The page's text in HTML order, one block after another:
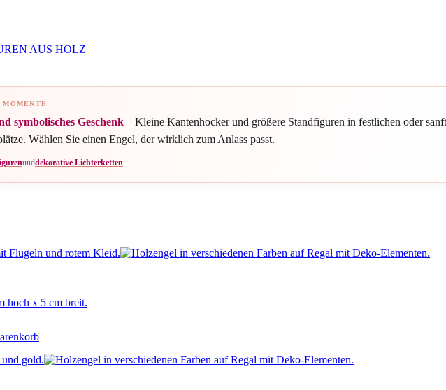
AUS HOLZ
symbolisches Geschenk – Kleine Kantenhocker und größere Standfiguren in festlichen oder
Wählen Sie einen Engel, der wirklich zum Anlass passt.
unddekorative Lichterketten
hoch x 5 cm breit.